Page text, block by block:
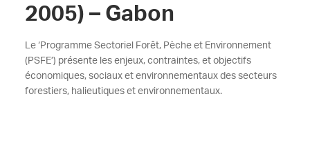
2005) – Gabon
Le ‘Programme Sectoriel Forêt, Pèche et Environnement
(PSFE’) présente les enjeux, contraintes, et objectifs
économiques, sociaux et environnementaux des secteurs
forestiers, halieutiques et environnementaux.